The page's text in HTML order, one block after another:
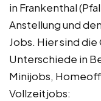
in Frankenthal
Anstellung und
Jobs. Hier sind
Unterschiede in
Minijobs,
Vollzeitjobs: